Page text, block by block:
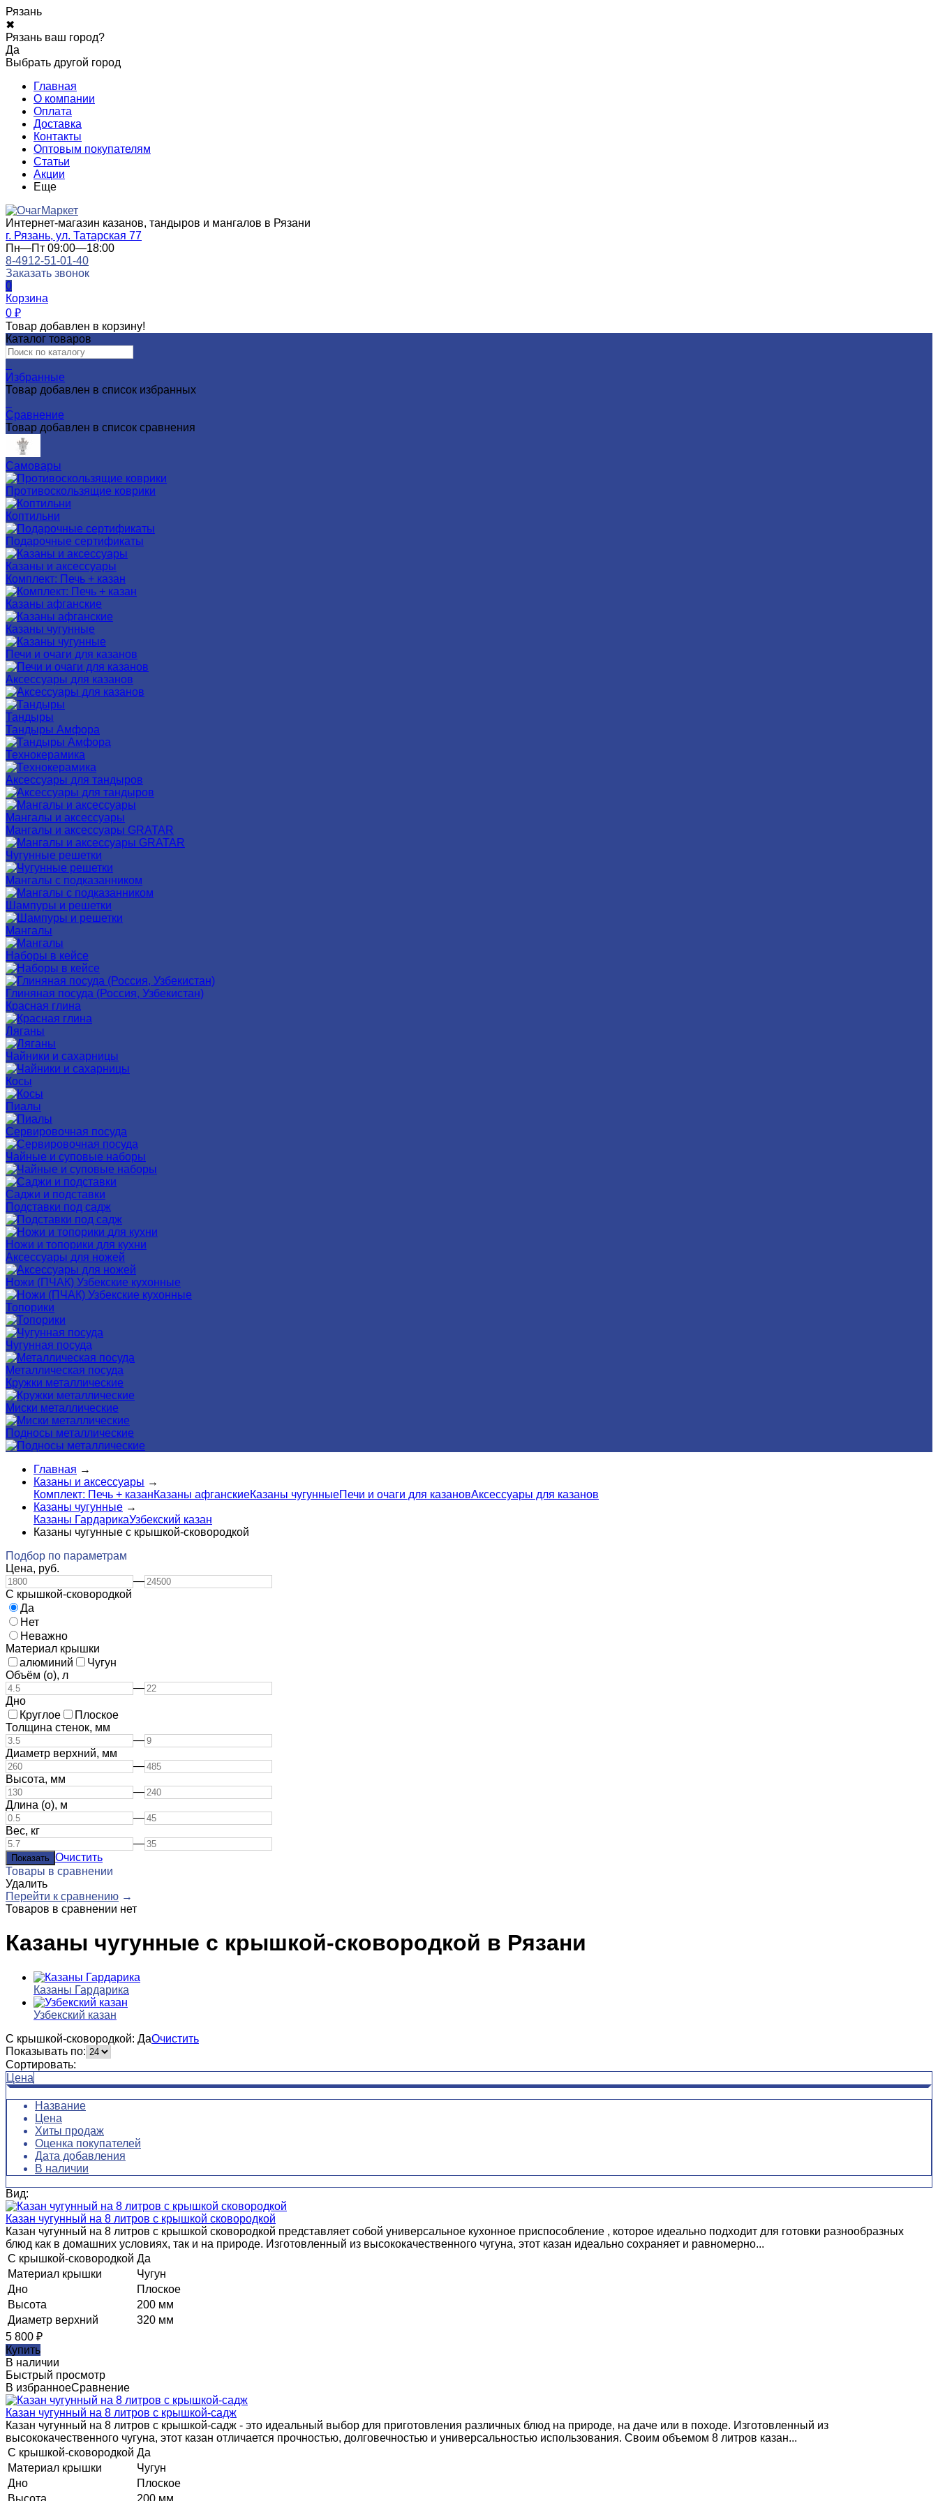
Рязань
✖
Рязань ваш город?
Да
Выбрать другой город
Главная
О компании
Оплата
Доставка
Контакты
Оптовым покупателям
Статьи
Акции
Еще
Интернет-магазин казанов, тандыров и мангалов в Рязани
г. Рязань, ул. Татарская 77
Пн—Пт 09:00—18:00
8-4912-51-01-40
Заказать звонок
0
Корзина
0 ₽
Товар добавлен в корзину!
Каталог товаров
Избранные
Товар добавлен в список избранных
Сравнение
Товар добавлен в список сравнения
Самовары
Противоскользящие коврики
Коптильни
Подарочные сертификаты
Казаны и аксессуары
Комплект: Печь + казан
Казаны афганские
Казаны чугунные
Печи и очаги для казанов
Аксессуары для казанов
Тандыры
Тандыры Амфора
Технокерамика
Аксессуары для тандыров
Мангалы и аксессуары
Мангалы и аксессуары GRATAR
Чугунные решетки
Мангалы с подказанником
Шампуры и решетки
Мангалы
Наборы в кейсе
Глиняная посуда (Россия, Узбекистан)
Красная глина
Ляганы
Чайники и сахарницы
Косы
Пиалы
Сервировочная посуда
Чайные и суповые наборы
Саджи и подставки
Подставки под садж
Ножи и топорики для кухни
Аксессуары для ножей
Ножи (ПЧАК) Узбекские кухонные
Топорики
Чугунная посуда
Металлическая посуда
Кружки металлические
Миски металлические
Подносы металлические
Главная →
Казаны и аксессуары →
Комплект: Печь + казанКазаны афганскиеКазаны чугунныеПечи и очаги для казановАксессуары для казанов
Казаны чугунные →
Казаны ГардарикаУзбекский казан
Казаны чугунные с крышкой-сковородкой
Подбор по параметрам
Цена, руб.
—
С крышкой-сковородкой
Да
Нет
Неважно
Материал крышки
алюминий
Чугун
Объём (о), л
—
Дно
Круглое
Плоское
Толщина стенок, мм
—
Диаметр верхний, мм
—
Высота, мм
—
Длина (о), м
—
Вес, кг
—
Очистить
Товары в сравнении
Удалить
Перейти к сравнению →
Товаров в сравнении нет
Казаны чугунные с крышкой-сковородкой в Рязани
Казаны Гардарика
Узбекский казан
С крышкой-сковородкой: ДаОчистить
Показывать по:
Сортировать:
Цена
Название
Цена
Хиты продаж
Оценка покупателей
Дата добавления
В наличии
Вид:
Казан чугунный на 8 литров с крышкой сковородкой
​Казан чугунный на 8 литров с крышкой сковородкой представляет собой универсальное кухонное приспособление , которое идеально подходит для готовки разнообразных
блюд как в домашних условиях, так и на природе. Изготовленный из высококачественного чугуна, этот казан идеально сохраняет и равномерно...
С крышкой-сковородкой Да
Материал крышки
Чугун
Дно
Плоское
Высота
200 мм
Диаметр верхний
320 мм
5 800 ₽
Купить
В наличии
Быстрый просмотр
В избранноеСравнение
Казан чугунный на 8 литров с крышкой-садж
Казан чугунный на 8 литров с крышкой-садж - это идеальный выбор для приготовления различных блюд на природе, на даче или в походе. Изготовленный из
высококачественного чугуна, этот казан отличается прочностью, долговечностью и универсальностью использования. Своим объемом 8 литров казан...
С крышкой-сковородкой Да
Материал крышки
Чугун
Дно
Плоское
Высота
200 мм